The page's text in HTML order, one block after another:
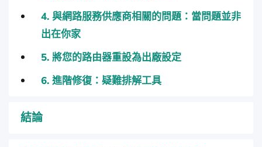
4. 與網路服務供應商相關的問題：當問題並非
出在你家
5. 將您的路由器重設為出廠設定
6. 進階修復：疑難排解工具
結論